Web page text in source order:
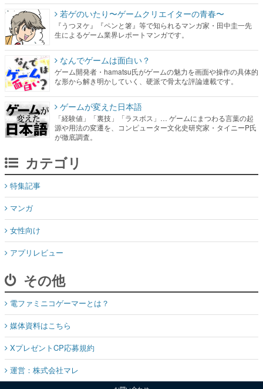
若ゲのいたり〜ゲームクリエイターの青春〜
『うつヌケ』『ペンと箸』等で知られるマンガ家・田中圭一先
生によるゲーム業界レポートマンガです。
なんでゲームは面白い？
ゲーム開発者・hamatsu氏がゲームの魅力を画面や操作の具体的
な形から解き明かしていく、硬派で骨太な評論連載です。
ゲームが変えた日本語
「経験値」「裏技」「ラスボス」… ゲームにまつわる言葉の起
源や用法の変遷を、コンピューター文化史研究家・タイニーP氏
が徹底調査。
カテゴリ
特集記事
マンガ
女性向け
アプリレビュー
その他
電ファミニコゲーマーとは？
媒体資料はこちら
XプレゼントCP応募規約
運営：株式会社マレ